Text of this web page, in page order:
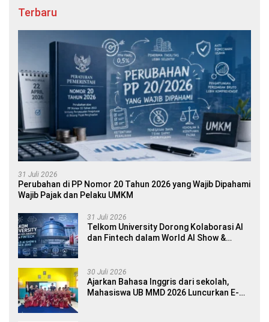
Terbaru
31 Juli 2026
Perubahan di PP Nomor 20 Tahun 2026 yang Wajib Dipahami
Wajib Pajak dan Pelaku UMKM
31 Juli 2026
Telkom University Dorong Kolaborasi AI
dan Fintech dalam World AI Show &
30 Juli 2026
Ajarkan Bahasa Inggris dari sekolah,
Mahasiswa UB MMD 2026 Luncurkan E-